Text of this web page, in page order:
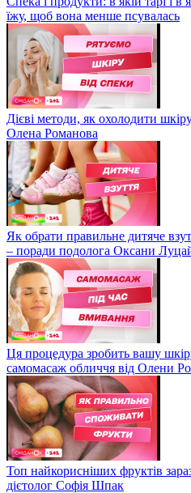
їжу, щоб вона менше псувалась
Дієві методи, як охолодити
Олена Романова
Як обрати правильне дитяче
– поради подолога Оксани
Ця процедура зробить вашу
самомасаж обличчя від Олени
Топ найкорисніших фруктів
дієтолог Софія Шпак